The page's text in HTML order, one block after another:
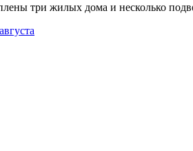
три жилых дома и несколько